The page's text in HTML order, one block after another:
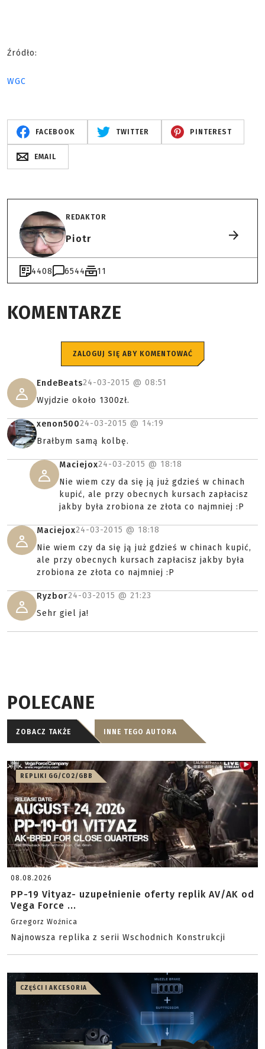
Źródło:
WGC
FACEBOOK TWITTER PINTEREST
EMAIL
REDAKTOR
Piotr
4408 6544 11
KOMENTARZE
ZALOGUJ SIĘ ABY KOMENTOWAĆ
EndeBeats24-03-2015 @ 08:51
Wyjdzie około 1300zł.
xenon50024-03-2015 @ 14:19
Brałbym samą kolbę.
Maciejox24-03-2015 @ 18:18
Nie wiem czy da się ją już gdzieś w chinach
kupić, ale przy obecnych kursach zapłacisz
jakby była zrobiona ze złota co najmniej :P
Maciejox24-03-2015 @ 18:18
Nie wiem czy da się ją już gdzieś w chinach kupić,
ale przy obecnych kursach zapłacisz jakby była
zrobiona ze złota co najmniej :P
Ryzbor24-03-2015 @ 21:23
Sehr giel ja!
POLECANE
ZOBACZ TAKŻE INNE TEGO AUTORA
REPLIKI GG/CO2/GBB
08.08.2026
PP-19 Vityaz- uzupełnienie oferty replik AV/AK od
Vega Force ...
Grzegorz Woźnica
Najnowsza replika z serii Wschodnich Konstrukcji
CZĘŚCI I AKCESORIA